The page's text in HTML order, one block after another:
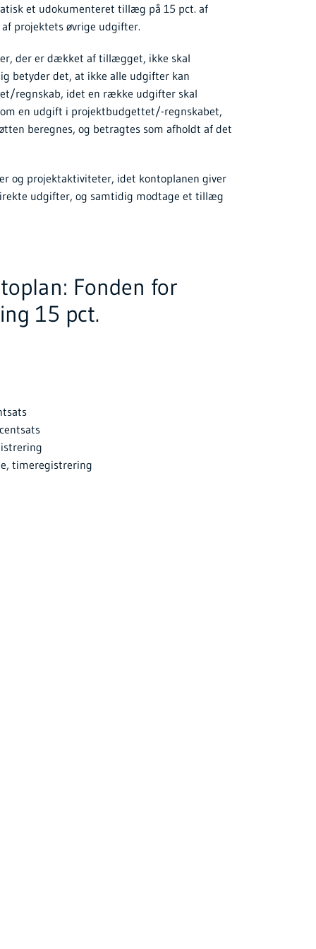
et udokumenteret tillæg på 15 pct. af
projektets øvrige udgifter.
der er dækket af tillægget, ikke skal
betyder det, at ikke alle udgifter kan
regnskab, idet en række udgifter skal
en udgift i projektbudgettet/-regnskabet,
beregnes, og betragtes som afholdt af det
og projektaktiviteter, idet kontoplanen giver
udgifter, og samtidig modtage et tillæg
Fonden for
15 pct.
timeregistrering